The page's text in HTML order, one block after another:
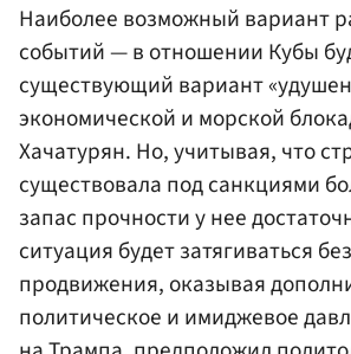
Наиболее возможный вариант
событий — в отношении Кубы
существующий вариант
экономической и морской
Хачатурян. Но, учитывая, что
существовала под санкциями
запас прочности у нее
ситуация будет затягиваться
продвижения, оказывая
политическое и имиджевое